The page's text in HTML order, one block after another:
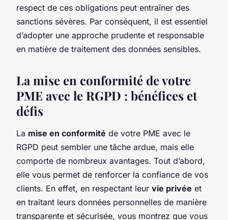
respect de ces obligations peut entraîner des
sanctions sévères. Par conséquent, il est essentiel
d’adopter une approche prudente et responsable
en matière de traitement des données sensibles.
La mise en conformité de votre
PME avec le RGPD : bénéfices et
défis
La mise en conformité de votre PME avec le
RGPD peut sembler une tâche ardue, mais elle
comporte de nombreux avantages. Tout d’abord,
elle vous permet de renforcer la confiance de vos
clients. En effet, en respectant leur vie privée et
en traitant leurs données personnelles de manière
transparente et sécurisée, vous montrez que vous